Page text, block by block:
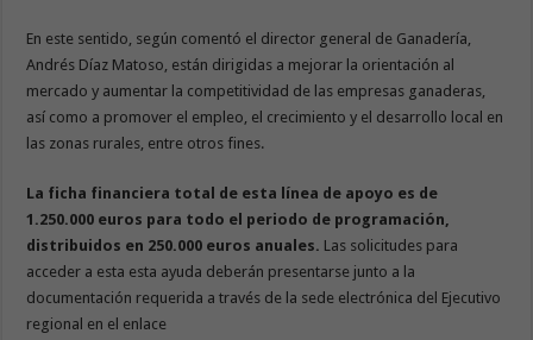
En este sentido, según comentó el director general de Ganadería,
Andrés Díaz Matoso, están dirigidas a mejorar la orientación al
mercado y aumentar la competitividad de las empresas ganaderas,
así como a promover el empleo, el crecimiento y el desarrollo local en
las zonas rurales, entre otros fines.
La ficha financiera total de esta línea de apoyo es de
1.250.000 euros para todo el periodo de programación,
distribuidos en 250.000 euros anuales. Las solicitudes para
acceder a esta esta ayuda deberán presentarse junto a la
documentación requerida a través de la sede electrónica del Ejecutivo
regional en el enlace